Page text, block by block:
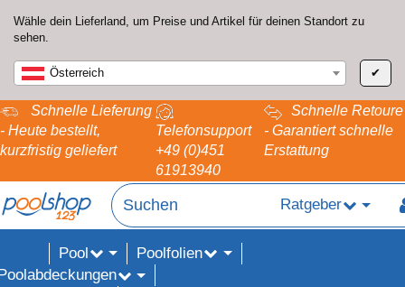
Wähle dein Lieferland, um Preise und Artikel für deinen Standort zu
sehen.
Österreich ✔
Schnelle Lieferung
- Heute bestellt,
kurzfristig geliefert
Telefonsupport
+49 (0)451
61913940
Schnelle Retoure
- Garantiert schnelle
Erstattung
Ratgeber
Pool
Poolfolien